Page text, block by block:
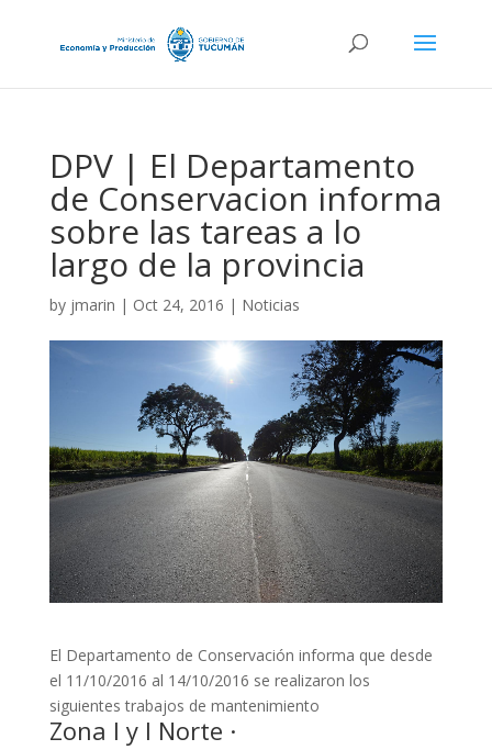
DPV | El Departamento
de Conservacion informa
sobre las tareas a lo
largo de la provincia
by jmarin | Oct 24, 2016 | Noticias
El Departamento de Conservación informa que desde
el 11/10/2016 al 14/10/2016 se realizaron los
siguientes trabajos de mantenimiento
Zona I y I Norte ·